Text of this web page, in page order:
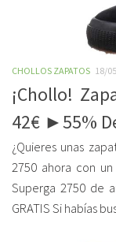
CHOLLOS ZAPATOS 18/
¡Chollo!
42€ ►55%
¿Quieres unas
2750 ahora con
Superga 2750 de
GRATIS Si habías